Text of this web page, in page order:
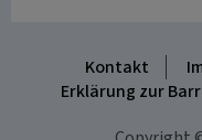
Kontakt
Erklärung zur